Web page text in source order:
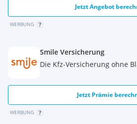
Jetzt Angebot
WERBUNG
Smile Versicherung
Die Kfz-Versicherung ohne
Jetzt Prämie
WERBUNG